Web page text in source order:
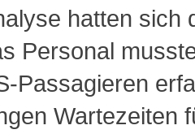
hatten sich
Personal
Passagieren
Wartezeiten